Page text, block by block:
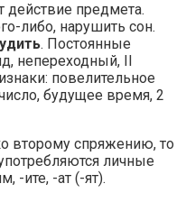
действие предмета.
либо, нарушить сон.
. Постоянные
непереходный, II
повелительное
будущее время, 2
второму спряжению, то
личные
-ите, -ат (-ят).